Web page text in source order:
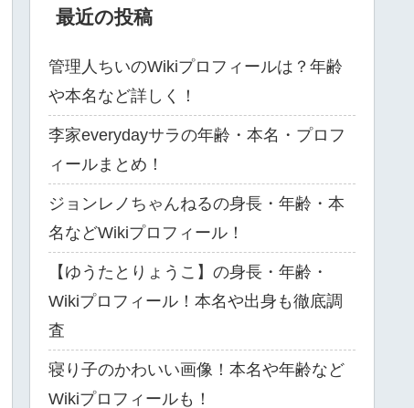
最近の投稿
管理人ちいのWikiプロフィールは？年齢
や本名など詳しく！
李家everydayサラの年齢・本名・プロフ
ィールまとめ！
ジョンレノちゃんねるの身長・年齢・本
名などWikiプロフィール！
【ゆうたとりょうこ】の身長・年齢・
Wikiプロフィール！本名や出身も徹底調
査
寝り子のかわいい画像！本名や年齢など
Wikiプロフィールも！